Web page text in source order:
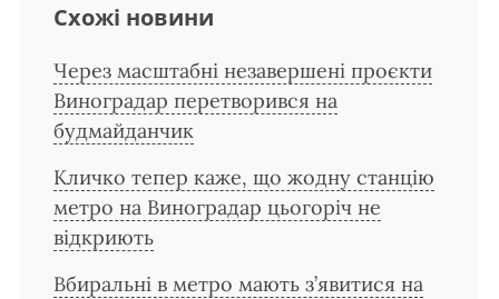
Схожі новини
Через масштабні незавершені проєкти
Виноградар перетворився на
будмайданчик
Кличко тепер каже, що жодну станцію
метро на Виноградар цьогоріч не
відкриють
Вбиральні в метро мають з’явитися на